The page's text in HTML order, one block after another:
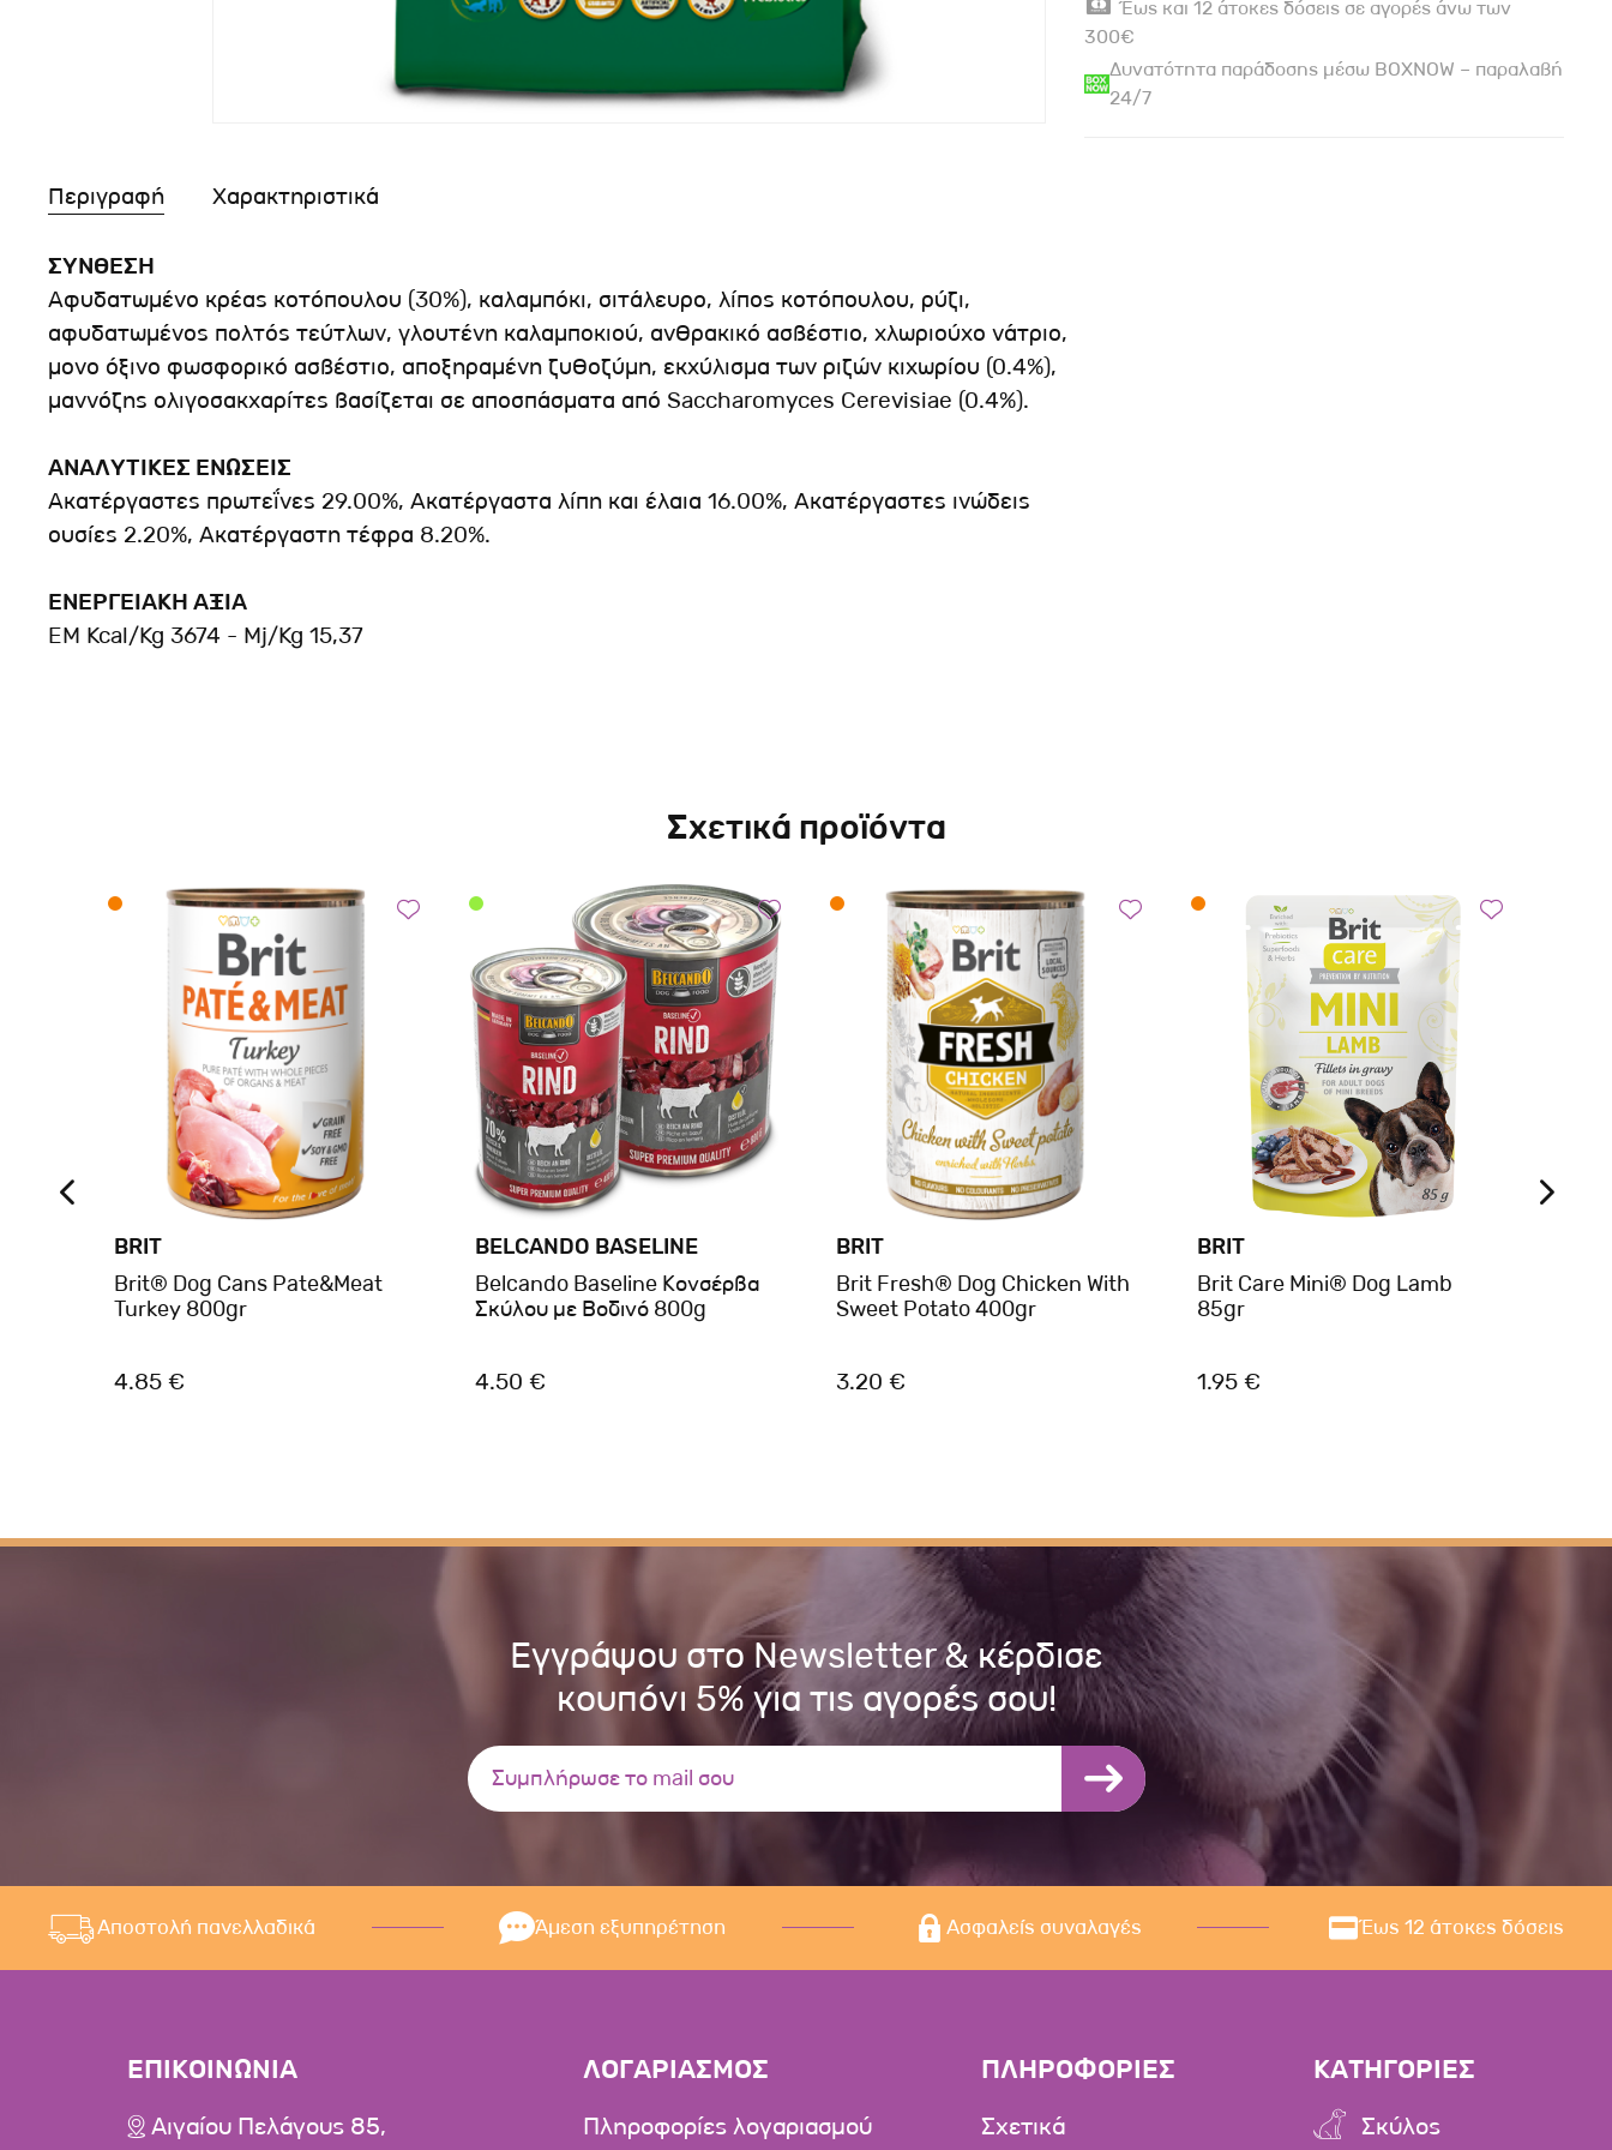
Έως και 12 άτοκες δόσεις σε αγορές άνω των
300€
Δυνατότητα παράδοσης μέσω BOXNOW – παραλαβή
24/7
Περιγραφή Χαρακτηριστικά
ΣΥΝΘΕΣΗ
Αφυδατωμένο κρέας κοτόπουλου (30%), καλαμπόκι, σιτάλευρο, λίπος κοτόπουλου, ρύζι,
αφυδατωμένος πολτός τεύτλων, γλουτένη καλαμποκιού, ανθρακικό ασβέστιο, χλωριούχο νάτριο,
μονο όξινο φωσφορικό ασβέστιο, αποξηραμένη ζυθοζύμη, εκχύλισμα των ριζών κιχωρίου (0.4%),
μαννόζης ολιγοσακχαρίτες βασίζεται σε αποσπάσματα από Saccharomyces Cerevisiae (0.4%).
ΑΝΑΛΥΤΙΚΕΣ ΕΝΩΣΕΙΣ
Ακατέργαστες πρωτεΐνες 29.00%, Aκατέργαστα λίπη και έλαια 16.00%, Aκατέργαστες ινώδεις
ουσίες 2.20%, Aκατέργαστη τέφρα 8.20%.
ΕΝΕΡΓΕΙΑΚΗ ΑΞΙΑ
EM Kcal/Kg 3674 - Mj/Kg 15,37
Σχετικά προϊόντα
BRIT
Brit® Dog Cans Pate&Meat
Turkey 800gr
4.85 €
BELCANDO BASELINE
Belcando Baseline Κονσέρβα
Σκύλου με Βοδινό 800g
4.50 €
BRIT
Brit Fresh® Dog Chicken With
Sweet Potato 400gr
3.20 €
BRIT
Brit Care Mini® Dog Lamb
85gr
1.95 €
Εγγράψου στο Newsletter & κέρδισε
κουπόνι 5% για τις αγορές σου!
Αποστολή πανελλαδικά Άμεση εξυπηρέτηση Ασφαλείς συναλαγές Έως 12 άτοκες δόσεις
ΕΠΙΚΟΙΝΩΝΙΑ
Αιγαίου Πελάγους 85,
ΛΟΓΑΡΙΑΣΜΟΣ
Πληροφορίες λογαριασμού
ΠΛΗΡΟΦΟΡΙΕΣ
Σχετικά
ΚΑΤΗΓΟΡΙΕΣ
Σκύλος